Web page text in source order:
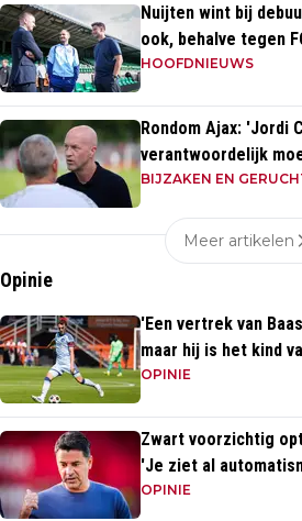
Nuijten wint bij
ook, behalve tegen
HOOFDNIEUWS
Rondom Ajax: 'Jordi
verantwoordelijk
Vrouwen'
BIJZAKEN EN
Meer artikelen
Opinie
'Een vertrek van
maar hij is het kind
komst van Blind'
OPINIE
Zwart voorzichtig
'Je ziet al
maar...'
OPINIE